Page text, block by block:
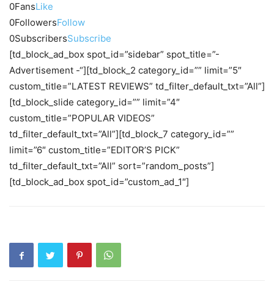
0FansLike
0FollowersFollow
0SubscribersSubscribe
[td_block_ad_box spot_id=”sidebar” spot_title=”-
Advertisement -“][td_block_2 category_id=”” limit=”5″
custom_title=”LATEST REVIEWS” td_filter_default_txt=”All”]
[td_block_slide category_id=”” limit=”4″
custom_title=”POPULAR VIDEOS”
td_filter_default_txt=”All”][td_block_7 category_id=””
limit=”6″ custom_title=”EDITOR’S PICK”
td_filter_default_txt=”All” sort=”random_posts”]
[td_block_ad_box spot_id=”custom_ad_1″]